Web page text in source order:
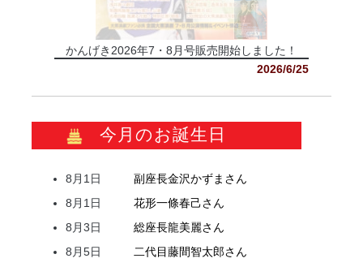
かんげき2026年7・8月号販売開始しました！
2026/6/25
今月のお誕生日
8月1日 副座長金沢かずま さん
8月1日
花形一條春己さん
8月3日
総座長龍美麗さん
8月5日
二代目藤間智太郎さん